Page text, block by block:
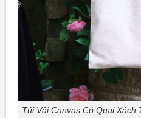
Túi Vải Canvas Có Quai